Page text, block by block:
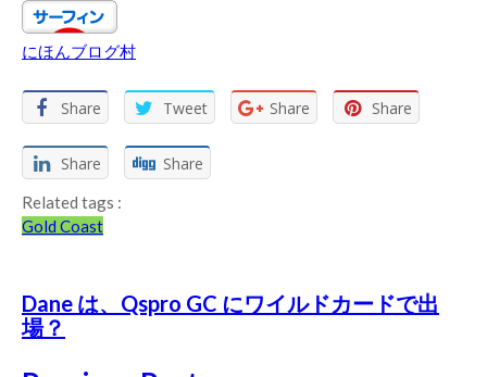
にほんブログ村
Share Tweet Share Share
Share Share
Related tags :
Gold Coast
Dane は、Qspro GC にワイルドカードで出
場？